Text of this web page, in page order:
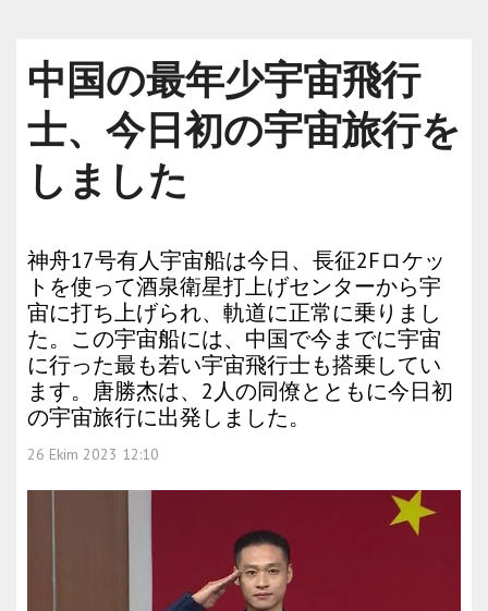
中国の最年少宇宙飛行
士、今日初の宇宙旅行を
しました
神舟17号有人宇宙船は今日、長征2Fロケッ
トを使って酒泉衛星打上げセンターから宇
宙に打ち上げられ、軌道に正常に乗りまし
た。この宇宙船には、中国で今までに宇宙
に行った最も若い宇宙飛行士も搭乗してい
ます。唐勝杰は、2人の同僚とともに今日初
の宇宙旅行に出発しました。
26 Ekim 2023 12:10